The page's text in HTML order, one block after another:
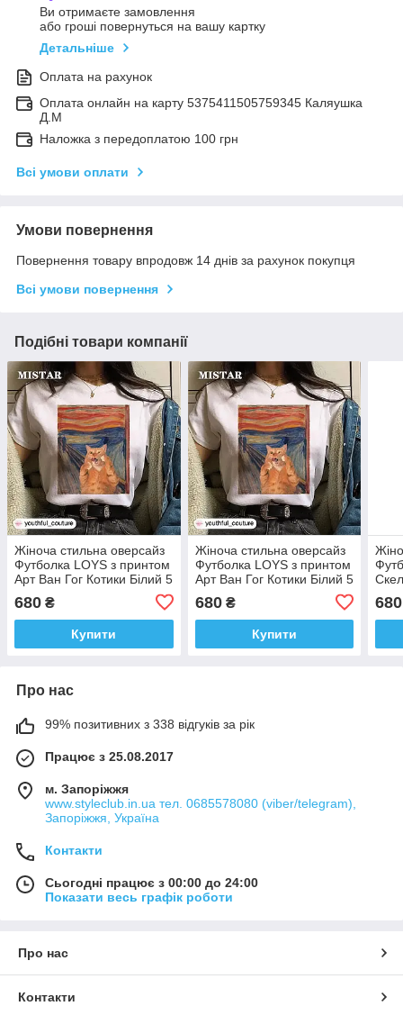
Ви отримаєте замовлення
або гроші повернуться на вашу картку
Детальніше
Оплата на рахунок
Оплата онлайн на карту 5375411505759345 Каляушка
Д.М
Наложка з передоплатою 100 грн
Всі умови оплати
Умови повернення
Повернення товару впродовж 14 днів за рахунок покупця
Всі умови повернення
Подібні товари компанії
Жіноча стильна оверсайз
Футболка LOYS з принтом
Арт Ван Гог Котики Білий 5
680 ₴
Купити
Жіноча стильна оверсайз
Футболка LOYS з принтом
Арт Ван Гог Котики Білий 5
680₴
Купити
680
Про нас
99% позитивних з 338 відгуків за рік
Працює з 25.08.2017
м. Запоріжжя
www.styleclub.in.ua тел. 0685578080 (viber/telegram),
Запоріжжя, Україна
Контакти
Сьогодні працює з 00:00 до 24:00
Показати весь графік роботи
Про нас
Контакти